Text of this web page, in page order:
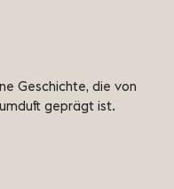
Geschichte, die von
geprägt ist.